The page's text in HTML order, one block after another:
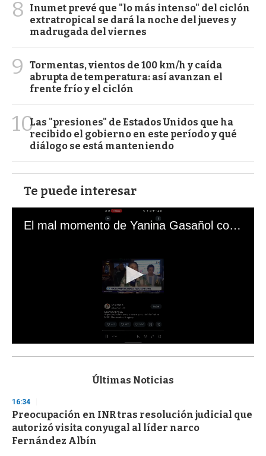
8
Inumet prevé que "lo más intenso" del ciclón
extratropical se dará la noche del jueves y
madrugada del viernes
9
Tormentas, vientos de 100 km/h y caída
abrupta de temperatura: así avanzan el
frente frío y el ciclón
10Las "presiones" de Estados Unidos que ha
recibido el gobierno en este período y qué
diálogo se está manteniendo
Te puede interesar
El mal momento de Yanina Gasañol con un hincha argentino en "Subrayado"
s
d
s
o
f
3
Últimas Noticias
16:34
Preocupación en INR tras resolución judicial que
autorizó visita conyugal al líder narco
Fernández Albín